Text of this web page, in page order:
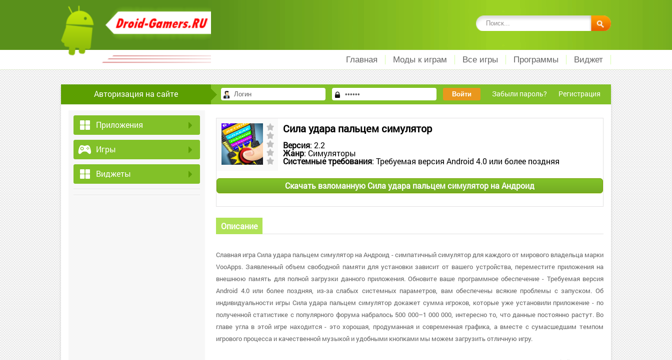
Главная Моды к играм Все игры Программы Виджет
Авторизация на сайте Забыли пароль? Регистрация
Приложения
Игры
Виджеты
Сила удара пальцем симулятор
Версия: 2.2
Жанр: Симуляторы
Системные требования: Требуемая версия Android 4.0 или более поздняя
Скачать взломанную Сила удара пальцем симулятор на Андроид
Описание
Славная игра Сила удара пальцем симулятор на Андроид - симпатичный симулятор для каждого от мирового владельца марки
VooApps. Заявленный объем свободной памяти для установки зависит от вашего устройства, переместите приложения на
внешнюю память для полной загрузки данного приложения. Обновите ваше программное обеспечение - Требуемая версия
Android 4.0 или более поздняя, из-за слабых системных параметров, вам обеспечены всякие проблемы с запуском. Об
индивидуальности игры Сила удара пальцем симулятор докажет сумма игроков, которые уже установили приложение - по
полученной статистике с популярного форума набралось 500 000–1 000 000, интересно то, что данные постоянно растут. Во
главе угла в этой игре находится - это хорошая, продуманная и современная графика, а вместе с сумасшедшим темпом
игрового процесса и качественной музыкой и удобными кнопками мы можем загрузить отличную игру.